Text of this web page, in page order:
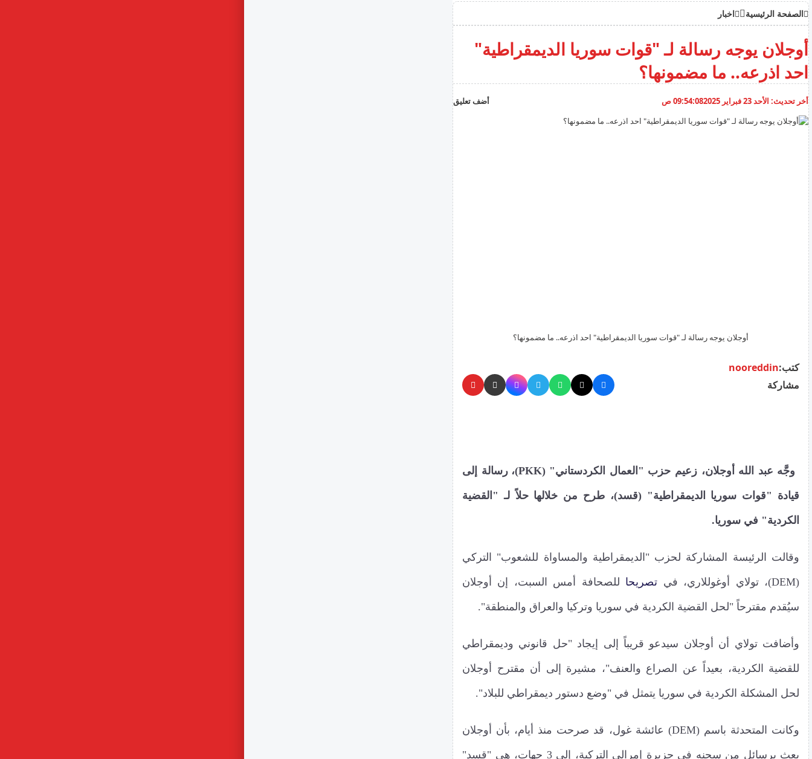
الصفحة الرئيسية اخبار
أوجلان يوجه رسالة لـ "قوات سوريا الديمقراطية"
احد اذرعه.. ما مضمونها؟
أخر تحديث: الأحد 23 فبراير 2025 09:54:08 ص أضف تعليق
أوجلان يوجه رسالة لـ "قوات سوريا الديمقراطية" احد اذرعه.. ما مضمونها؟
كتب:nooreddin
مشاركة
وجَّه عبد الله أوجلان، زعيم حزب "العمال الكردستاني" (PKK)، رسالة إلى
قيادة "قوات سوريا الديمقراطية" (قسد)، طرح من خلالها حلاً لـ "القضية
الكردية" في سوريا.
وقالت الرئيسة المشاركة لحزب "الديمقراطية والمساواة للشعوب" التركي
(DEM)، تولاي أوغوللاري، في تصريحا للصحافة أمس السبت، إن أوجلان
سيُقدم مقترحاً "لحل القضية الكردية في سوريا وتركيا والعراق والمنطقة".
وأضافت تولاي أن أوجلان سيدعو قريباً إلى إيجاد "حل قانوني وديمقراطي
للقضية الكردية، بعيداً عن الصراع والعنف"، مشيرة إلى أن مقترح أوجلان
لحل المشكلة الكردية في سوريا يتمثل في "وضع دستور ديمقراطي للبلاد".
وكانت المتحدثة باسم (DEM) عائشة غول، قد صرحت منذ أيام، بأن أوجلان
بعث برسائل من سجنه في جزيرة إمرالي التركية، إلى 3 جهات، هي "قسد"